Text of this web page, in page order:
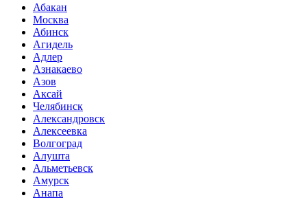
Абакан
Москва
Абинск
Агидель
Адлер
Азнакаево
Азов
Аксай
Челябинск
Александровск
Алексеевка
Волгоград
Алушта
Альметьевск
Амурск
Анапа